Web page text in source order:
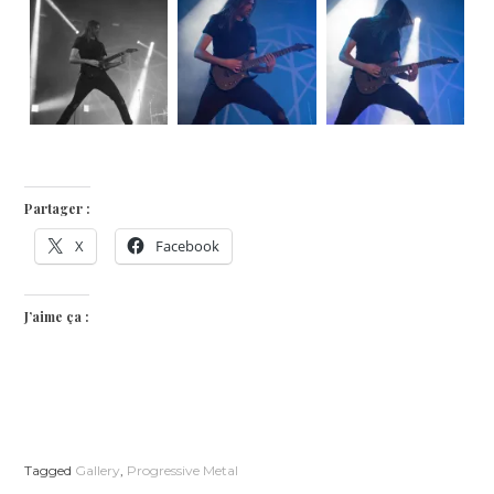
Partager :
X Facebook
J’aime ça :
Tagged Gallery, Progressive Metal